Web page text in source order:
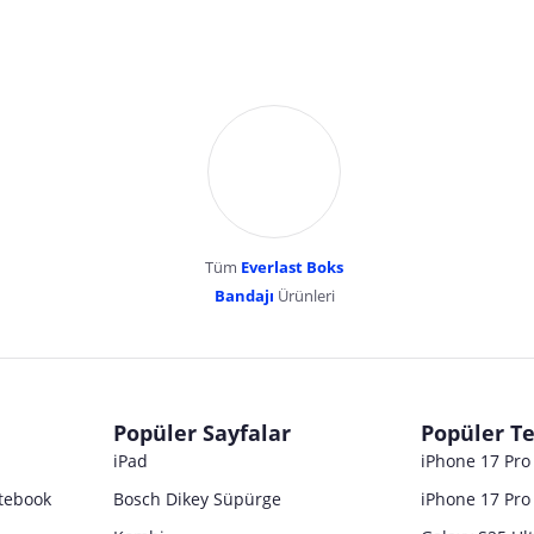
Tüm Everlast Boks
Bandajı Ürünleri
Popüler Sayfalar
iPad
Bosch Dikey Süpürge
Popüler
iPhone 17
iPhone 17 Pro